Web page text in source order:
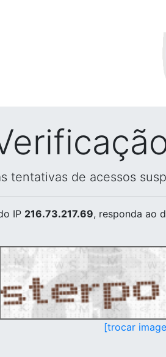
tentativas de acessos
IP 216.73.217.69, responda ao
[trocar